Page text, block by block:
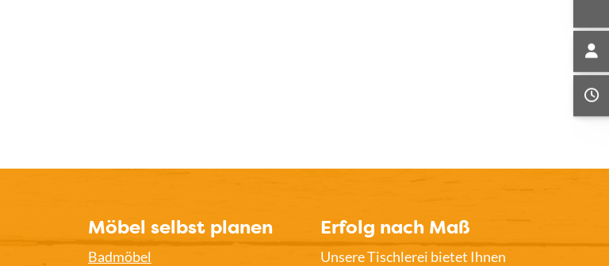
Möbel selbst planen
Badmöbel
Erfolg nach Maß
Unsere Tischlerei bietet Ihnen